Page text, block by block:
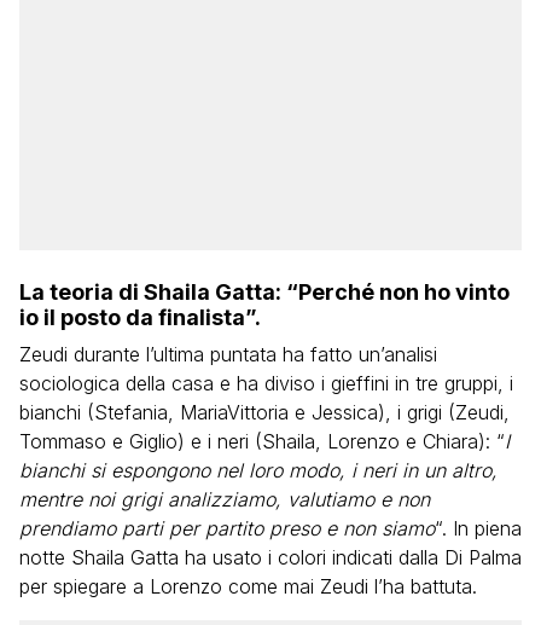
La teoria di Shaila Gatta: “Perché non ho vinto
io il posto da finalista”.
Zeudi durante l’ultima puntata ha fatto un’analisi
sociologica della casa e ha diviso i gieffini in tre gruppi, i
bianchi (Stefania, MariaVittoria e Jessica), i grigi (Zeudi,
Tommaso e Giglio) e i neri (Shaila, Lorenzo e Chiara): “I
bianchi si espongono nel loro modo, i neri in un altro,
mentre noi grigi analizziamo, valutiamo e non
prendiamo parti per partito preso e non siamo“. In piena
notte Shaila Gatta ha usato i colori indicati dalla Di Palma
per spiegare a Lorenzo come mai Zeudi l’ha battuta.